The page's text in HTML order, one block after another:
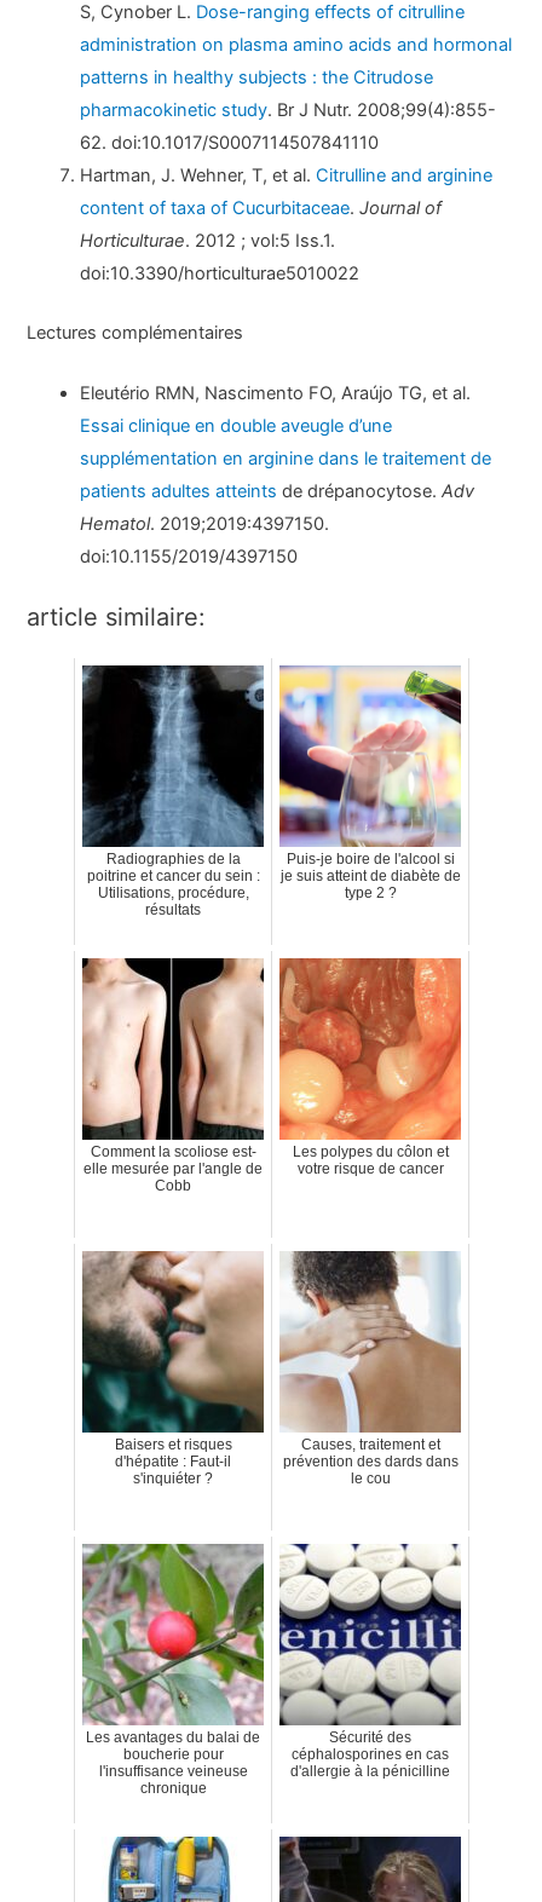
S, Cynober L. Dose-ranging effects of citrulline
administration on plasma amino acids and hormonal
patterns in healthy subjects : the Citrudose
pharmacokinetic study. Br J Nutr. 2008;99(4):855-
62. doi:10.1017/S0007114507841110
Hartman, J. Wehner, T, et al.Citrulline and arginine
content of taxa of Cucurbitaceae.Journal of
Horticulturae. 2012 ; vol:5 Iss.1.
doi:10.3390/horticulturae5010022
Lectures complémentaires
Eleutério RMN, Nascimento FO, Araújo TG, et al.
Essai clinique en double aveugle d’une
supplémentation en arginine dans le traitement de
patients adultes atteints de drépanocytose.Adv
Hematol. 2019;2019:4397150.
doi:10.1155/2019/4397150
article similaire:
Radiographies de la
poitrine et cancer du sein :
Utilisations, procédure,
résultats
Puis-je boire de l'alcool si
je suis atteint de diabète de
type 2 ?
Comment la scoliose est-
elle mesurée par l'angle de
Cobb
Les polypes du côlon et
votre risque de cancer
Baisers et risques
d'hépatite : Faut-il
s'inquiéter ?
Causes, traitement et
prévention des dards dans
le cou
Les avantages du balai de
boucherie pour
l'insuffisance veineuse
chronique
Sécurité des
céphalosporines en cas
d'allergie à la pénicilline